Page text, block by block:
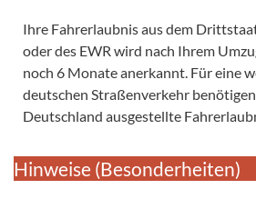
Ihre Fahrerlaubnis aus dem
oder des EWR wird nach Ihrem
noch 6 Monate anerkannt. Für eine
deutschen Straßenverkehr benötigen
Deutschland ausgestellte
Hinweise (Besonderheiten)